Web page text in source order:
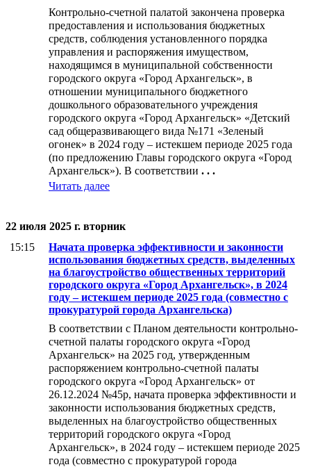
Контрольно-счетной палатой закончена проверка
предоставления и использования бюджетных
средств, соблюдения установленного порядка
управления и распоряжения имуществом,
находящимся в муниципальной собственности
городского округа «Город Архангельск», в
отношении муниципального бюджетного
дошкольного образовательного учреждения
городского округа «Город Архангельск» «Детский
сад общеразвивающего вида №171 «Зеленый
огонек» в 2024 году – истекшем периоде 2025 года
(по предложению Главы городского округа «Город
Архангельск»). В соответствии . . .
Читать далее
22 июля 2025 г. вторник
15:15
Начата проверка эффективности и законности
использования бюджетных средств, выделенных
на благоустройство общественных территорий
городского округа «Город Архангельск», в 2024
году – истекшем периоде 2025 года (совместно с
прокуратурой города Архангельска)
В соответствии с Планом деятельности контрольно-
счетной палаты городского округа «Город
Архангельск» на 2025 год, утвержденным
распоряжением контрольно-счетной палаты
городского округа «Город Архангельск» от
26.12.2024 №45р, начата проверка эффективности и
законности использования бюджетных средств,
выделенных на благоустройство общественных
территорий городского округа «Город
Архангельск», в 2024 году – истекшем периоде 2025
года (совместно с прокуратурой города